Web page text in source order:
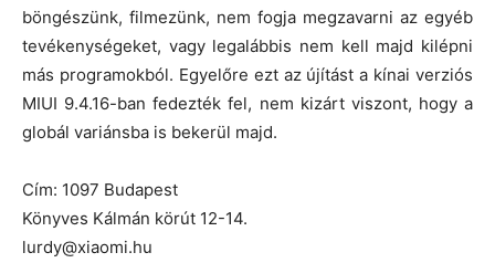
böngészünk, filmezünk, nem fogja megzavarni az egyéb
tevékenységeket, vagy legalábbis nem kell majd kilépni
más programokból. Egyelőre ezt az újítást a kínai verziós
MIUI 9.4.16-ban fedezték fel, nem kizárt viszont, hogy a
globál variánsba is bekerül majd.
Cím: 1097 Budapest
Könyves Kálmán körút 12-14.
lurdy@xiaomi.hu